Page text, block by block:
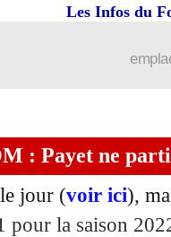
Les Infos du
: Payet ne
jour (voir ici),
pour la saison
par le PSG
fait une offre à
pas de
à Sheffield